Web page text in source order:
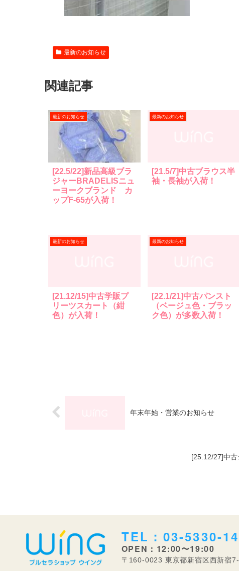
最新のお知らせ
関連記事
最新のお知らせ
[22.5/22]新品高級ブラ
ジャーBRADELISニュ
ーヨークブランド カ
ップF-65が入荷！
最新のお知らせ
[21.5/7]中古ブラウス半
袖・長袖が入荷！
最新のお知らせ
[21.12/15]中古学販プ
リーツスカート（紺
色）が入荷！
最新のお知らせ
[22.1/21]中古パンスト
（ベージュ色・ブラッ
ク色）が多数入荷！
年末年始・営業のお知らせ
[25.12/27]中古
TEL：03-5330-
OPEN：12:00〜19:00
〒160-0023 東京都新宿区西新宿